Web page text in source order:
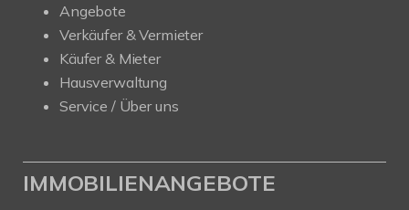
Angebote
Verkäufer & Vermieter
Käufer & Mieter
Hausverwaltung
Service / Über uns
IMMOBILIENANGEBOTE